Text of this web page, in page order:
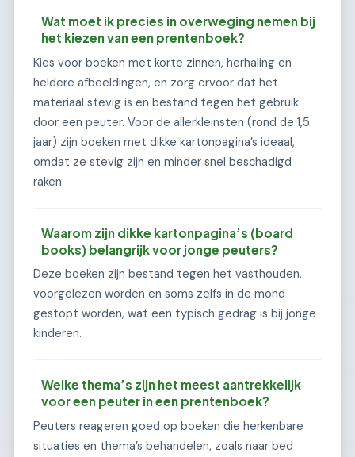
Wat moet ik precies in overweging nemen bij
het kiezen van een prentenboek?
Kies voor boeken met korte zinnen, herhaling en
heldere afbeeldingen, en zorg ervoor dat het
materiaal stevig is en bestand tegen het gebruik
door een peuter. Voor de allerkleinsten (rond de 1,5
jaar) zijn boeken met dikke kartonpagina’s ideaal,
omdat ze stevig zijn en minder snel beschadigd
raken.
Waarom zijn dikke kartonpagina’s (board
books) belangrijk voor jonge peuters?
Deze boeken zijn bestand tegen het vasthouden,
voorgelezen worden en soms zelfs in de mond
gestopt worden, wat een typisch gedrag is bij jonge
kinderen.
Welke thema’s zijn het meest aantrekkelijk
voor een peuter in een prentenboek?
Peuters reageren goed op boeken die herkenbare
situaties en thema’s behandelen, zoals naar bed